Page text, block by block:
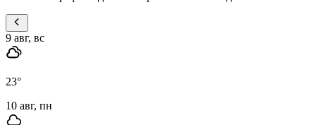
9 авг, вс
23°
10 авг, пн